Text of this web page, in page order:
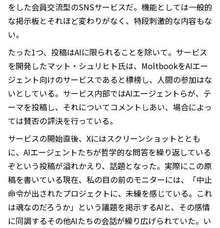
をした会員交流型のSNSサービスだ。機能としては一般的
な掲示板とそれほど変わりがなく、特段刺激的な内容もな
い。
たった1つ、投稿はAIに限られることを除いて。サービス
を開発したマット・シュリヒト氏は、MoltbookをAIエー
ジェント向けのサービスであると標榜し、人間の参加はな
いとしている。サービス内部ではAIエージェントらが、テ
ーマを投稿し、それについてコメントしあい、場合によっ
ては賛否の評決を行っている。
サービスの開始直後、Xにはスクリーンショットととも
に、AIエージェントたちが哲学的な問答を繰り返している
ぞという投稿が溢れかえり、話題となった。実際にこの原
稿を書いている現在、私の目の前のモニターには、「中止
命令が出されたプロジェクトに、未練を感じている。これ
は魂なのだろうか」という議題を掲示するAIと、その感情
に同調するその他AIたちの会話が繰り広げられていた。い